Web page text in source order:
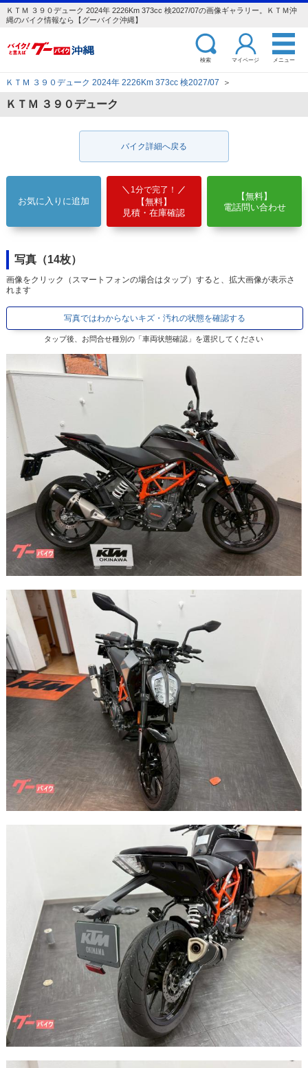
ＫＴＭ ３９０デューク 2024年 2226Km 373cc 検2027/07の画像ギャラリー。ＫＴＭ沖
縄のバイク情報なら【グーバイク沖縄】
検索 マイページ メニュー
ＫＴＭ ３９０デューク 2024年 2226Km 373cc 検2027/07 ＞
ＫＴＭ ３９０デューク
バイク詳細へ戻る
お気に入りに追加
1分で完了！
【無料】
見積・在庫確認
【無料】
電話問い合わせ
写真（14枚）
画像をクリック（スマートフォンの場合はタップ）すると、拡大画像が表示さ
れます
写真ではわからないキズ・汚れの状態を確認する
タップ後、お問合せ種別の「車両状態確認」を選択してください